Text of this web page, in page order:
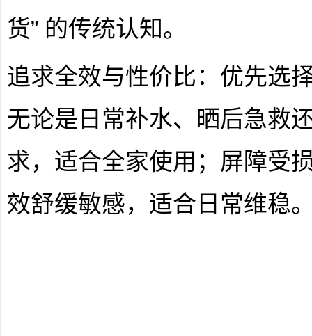
货” 的传统认知。
追求全效与性价比：优先选
无论是日常补水、晒后急救
求，适合全家使用；屏障受
效舒缓敏感，适合日常维稳